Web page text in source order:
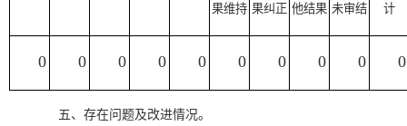
果维持 果纠正 他结果 未审结
计
0 0 0 0 0 0 0 0 0 0
五、存在问题及改进情况。